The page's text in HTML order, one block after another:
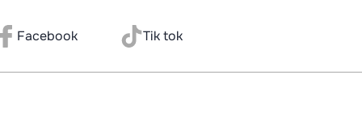
Facebook Tik tok